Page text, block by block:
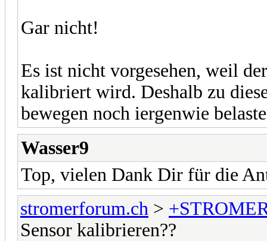
Gar nicht!
Es ist nicht vorgesehen, weil
kalibriert wird. Deshalb zu
bewegen noch iergenwie
Wasser9
Top, vielen Dank Dir für die
stromerforum.ch >
Sensor kalibrieren??